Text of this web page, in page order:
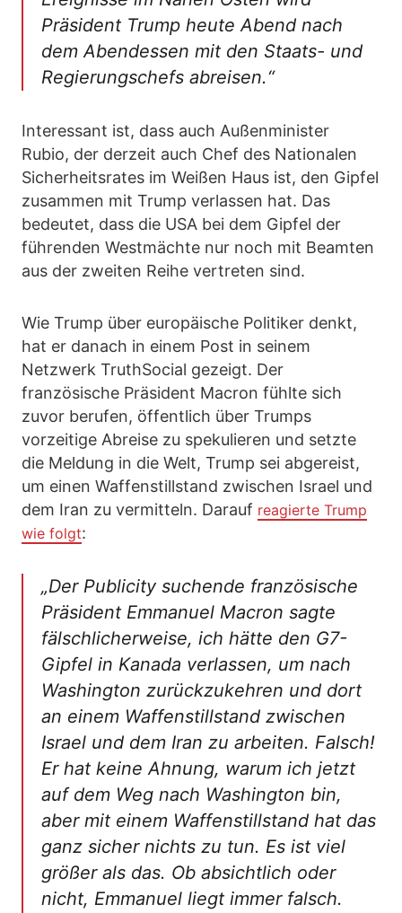
Präsident Trump heute Abend nach
dem Abendessen mit den Staats- und
Regierungschefs abreisen.“
Interessant ist, dass auch Außenminister
Rubio, der derzeit auch Chef des Nationalen
Sicherheitsrates im Weißen Haus ist, den Gipfel
zusammen mit Trump verlassen hat. Das
bedeutet, dass die USA bei dem Gipfel der
führenden Westmächte nur noch mit Beamten
aus der zweiten Reihe vertreten sind.
Wie Trump über europäische Politiker denkt,
hat er danach in einem Post in seinem
Netzwerk TruthSocial gezeigt. Der
französische Präsident Macron fühlte sich
zuvor berufen, öffentlich über Trumps
vorzeitige Abreise zu spekulieren und setzte
die Meldung in die Welt, Trump sei abgereist,
um einen Waffenstillstand zwischen Israel und
dem Iran zu vermitteln. Darauf reagierte Trump
wie folgt:
„Der Publicity suchende französische
Präsident Emmanuel Macron sagte
fälschlicherweise, ich hätte den G7-
Gipfel in Kanada verlassen, um nach
Washington zurückzukehren und dort
an einem Waffenstillstand zwischen
Israel und dem Iran zu arbeiten. Falsch!
Er hat keine Ahnung, warum ich jetzt
auf dem Weg nach Washington bin,
aber mit einem Waffenstillstand hat das
ganz sicher nichts zu tun. Es ist viel
größer als das. Ob absichtlich oder
nicht, Emmanuel liegt immer falsch.